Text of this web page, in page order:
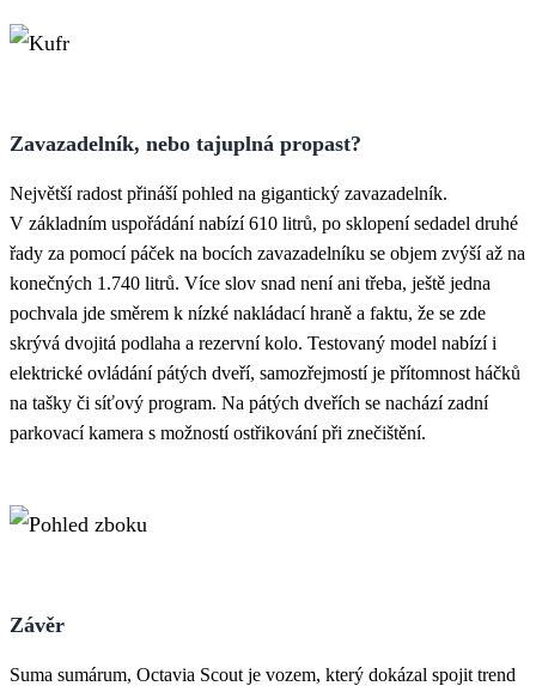
Zavazadelník, nebo tajuplná propast?
Největší radost přináší pohled na gigantický zavazadelník.
V základním uspořádání nabízí 610 litrů, po sklopení sedadel druhé
řady za pomocí páček na bocích zavazadelníku se objem zvýší až na
konečných 1.740 litrů. Více slov snad není ani třeba, ještě jedna
pochvala jde směrem k nízké nakládací hraně a faktu, že se zde
skrývá dvojitá podlaha a rezervní kolo. Testovaný model nabízí i
elektrické ovládání pátých dveří, samozřejmostí je přítomnost háčků
na tašky či síťový program. Na pátých dveřích se nachází zadní
parkovací kamera s možností ostřikování při znečištění.
Závěr
Suma sumárum, Octavia Scout je vozem, který dokázal spojit trend